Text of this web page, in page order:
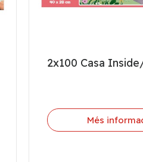
2x100 Casa
Més